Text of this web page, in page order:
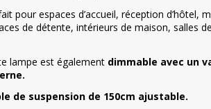
pour espaces d’accueil, réception d’hôtel,
de détente, intérieurs de maison, salles
lampe est également dimmable avec un
de suspension de 150cm ajustable.